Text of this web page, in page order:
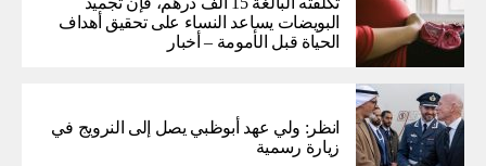
البويضات يساعد النساء على تحقيق أهداف
الحياة قبل الأمومة – أخبار
انظر: ولي عهد أبوظبي يصل إلى النرويج في
زيارة رسمية